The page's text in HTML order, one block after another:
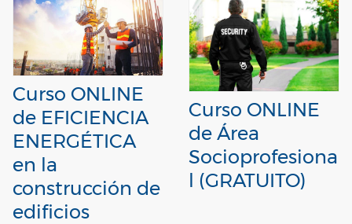
Curso ONLINE
de EFICIENCIA
ENERGÉTICA
en la
construcción de
edificios
Curso ONLINE
de Área
Socioprofesiona
l (GRATUITO)